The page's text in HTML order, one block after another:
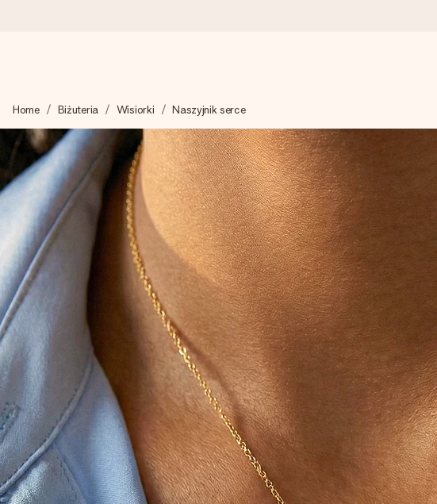
Tworzymy Twój prezent z troską i wysyłamy go w mgnieniu oka – dzięki
4,7 (na podstawie +15 000 opinii)
Nasze prezenty inspirują. Klienci oceniają nas na 4,7 w Google Reviews.
Darmowy bilecik z życzeniami
Stwórz coś wyjątkowego w zaledwie kilku krokach – z jej imieniem, swoim
Home Biżuteria Wisiorki Naszyjnik serce